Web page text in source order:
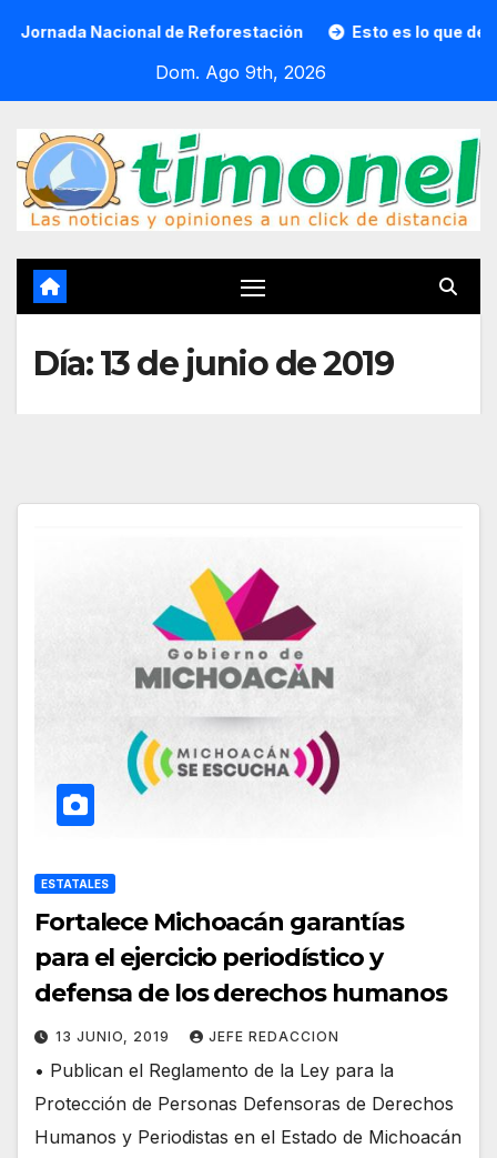
Nacional de Reforestación Esto es lo que debes
Dom. Ago 9th, 2026
Día:13 de junio de 2019
ESTATALES
Fortalece Michoacán garantías
para el ejercicio periodístico y
defensa de los derechos humanos
13 JUNIO, 2019 JEFE REDACCION
• Publican el Reglamento de la Ley para la
Protección de Personas Defensoras de Derechos
Humanos y Periodistas en el Estado de Michoacán